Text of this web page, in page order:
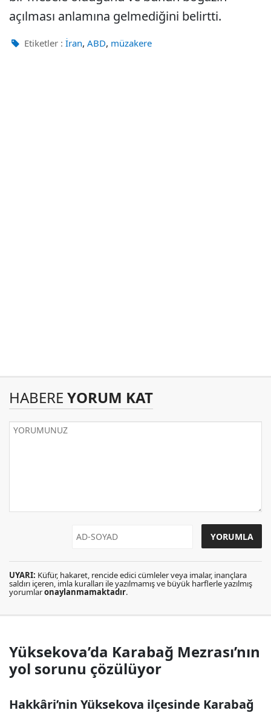
açılması anlamına gelmediğini belirtti.
Etiketler : İran, ABD, müzakere
HABERE YORUM KAT
UYARI: Küfür, hakaret, rencide edici cümleler veya imalar, inançlara
saldırı içeren, imla kuralları ile yazılmamış ve büyük harflerle yazılmış
yorumlaronaylanmamaktadır.
Yüksekova’da Karabağ Mezrası’nın
yol sorunu çözülüyor
Hakkâri’nin Yüksekova ilçesinde Karabağ